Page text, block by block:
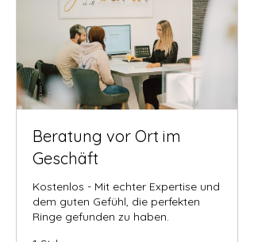
Beratung vor Ort im
Geschäft
Kostenlos - Mit echter Expertise und
dem guten Gefühl, die perfekten
Ringe gefunden zu haben.